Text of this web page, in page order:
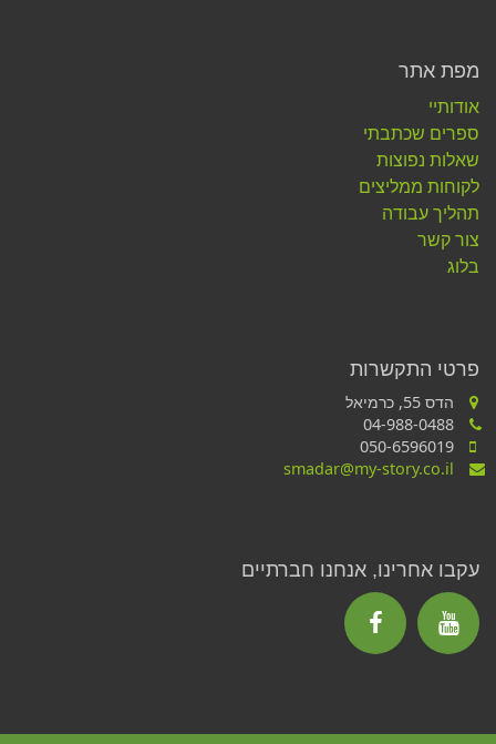
מפת אתר
אודותיי
ספרים שכתבתי
שאלות נפוצות
לקוחות ממליצים
תהליך עבודה
צור קשר
בלוג
פרטי התקשרות
הדס 55, כרמיאל
smadar@my-story.co.il
עקבו אחרינו, אנחנו חברתיים